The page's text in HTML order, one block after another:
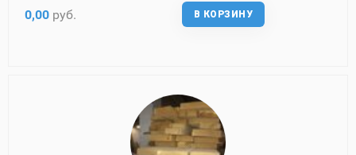
0,00 руб. В КОРЗИНУ